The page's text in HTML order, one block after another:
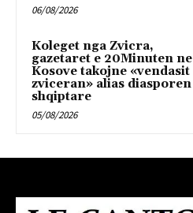
06/08/2026
Koleget nga Zvicra,
gazetaret e 20Minuten ne
Kosove takojne «vendasit
zviceran» alias diasporen
shqiptare
05/08/2026